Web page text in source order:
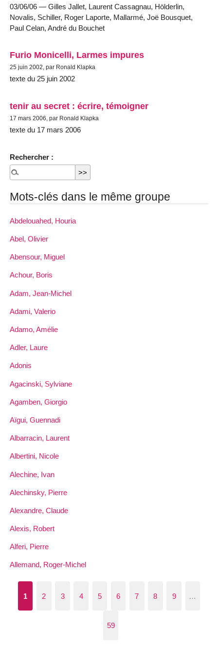
03/06/06 — Gilles Jallet, Laurent Cassagnau, Hölderlin,
Novalis, Schiller, Roger Laporte, Mallarmé, Joë Bousquet,
Paul Celan, André du Bouchet
Furio Monicelli, Larmes impures
25 juin 2002, par Ronald Klapka
texte du 25 juin 2002
tenir au secret : écrire, témoigner
17 mars 2006, par Ronald Klapka
texte du 17 mars 2006
Rechercher :
Mots-clés dans le même groupe
Abdelouahed, Houria
Abel, Olivier
Abensour, Miguel
Achour, Boris
Adam, Jean-Michel
Adami, Valerio
Adamo, Amélie
Adler, Laure
Adonis
Agacinski, Sylviane
Agamben, Giorgio
Aïgui, Guennadi
Albarracin, Laurent
Albertini, Nicole
Alechine, Ivan
Alechinsky, Pierre
Alexandre, Claude
Alexis, Robert
Alferi, Pierre
Allemand, Roger-Michel
1 2 3 4 5 6 7 8 9 …
59